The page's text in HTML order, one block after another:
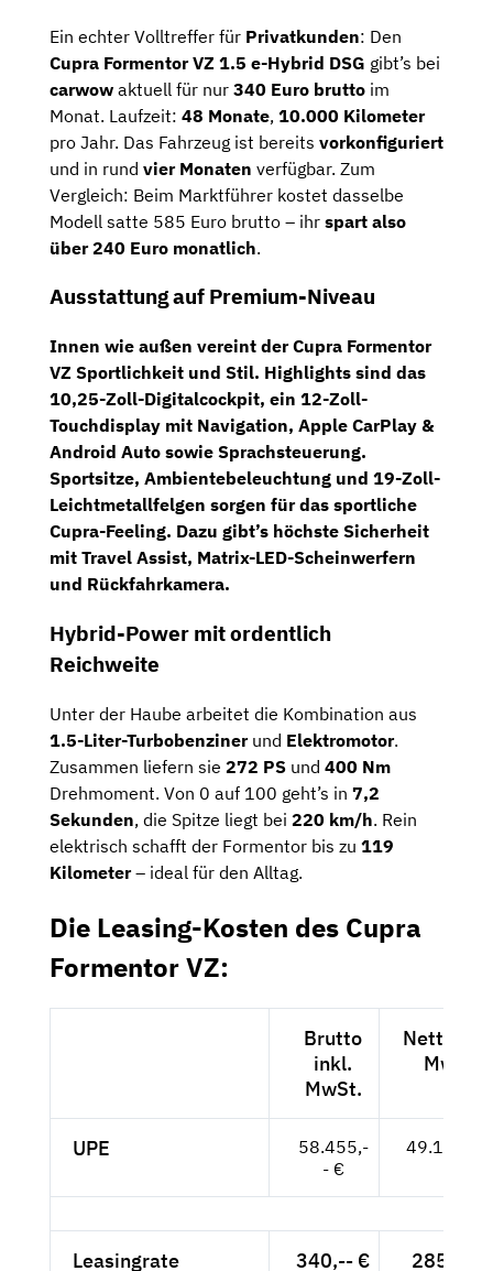
Ein echter Volltreffer für Privatkunden: Den
Cupra Formentor VZ 1.5 e-Hybrid DSG gibt’s bei
carwow aktuell für nur 340 Euro brutto im
Monat. Laufzeit: 48 Monate, 10.000 Kilometer
pro Jahr. Das Fahrzeug ist bereits vorkonfiguriert
und in rund vier Monaten verfügbar. Zum
Vergleich: Beim Marktführer kostet dasselbe
Modell satte 585 Euro brutto – ihr spart also
über 240 Euro monatlich.
Ausstattung auf Premium-Niveau
Innen wie außen vereint der Cupra Formentor
VZ Sportlichkeit und Stil. Highlights sind das
10,25-Zoll-Digitalcockpit, ein 12-Zoll-
Touchdisplay mit Navigation, Apple CarPlay &
Android Auto sowie Sprachsteuerung.
Sportsitze, Ambientebeleuchtung und 19-Zoll-
Leichtmetallfelgen sorgen für das sportliche
Cupra-Feeling. Dazu gibt’s höchste Sicherheit
mit Travel Assist, Matrix-LED-Scheinwerfern
und Rückfahrkamera.
Hybrid-Power mit ordentlich
Reichweite
Unter der Haube arbeitet die Kombination aus
1.5-Liter-Turbobenzinerund Elektromotor.
Zusammen liefern sie 272 PS und 400 Nm
Drehmoment. Von 0 auf 100 geht’s in 7,2
Sekunden, die Spitze liegt bei 220 km/h. Rein
elektrisch schafft der Formentor bis zu 119
Kilometer– ideal für den Alltag.
Die Leasing-Kosten des Cupra
Formentor VZ:
Brutto
inkl.
MwSt.
Netto
MwSt.
UPE
58.455,-
- €
49.122,--
Leasingrate 340,-- € 285,71 €